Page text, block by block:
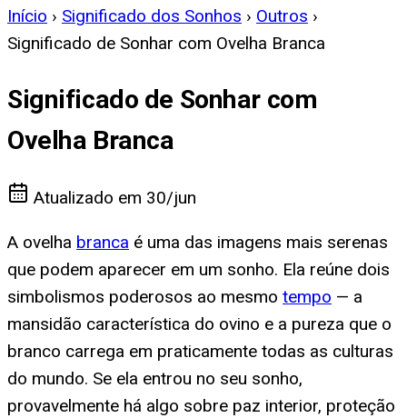
Início › Significado dos Sonhos › Outros ›
Significado de Sonhar com Ovelha Branca
Significado de Sonhar com
Ovelha Branca
Atualizado em 30/jun
A ovelha branca é uma das imagens mais serenas
que podem aparecer em um sonho. Ela reúne dois
simbolismos poderosos ao mesmo tempo — a
mansidão característica do ovino e a pureza que o
branco carrega em praticamente todas as culturas
do mundo. Se ela entrou no seu sonho,
provavelmente há algo sobre paz interior, proteção